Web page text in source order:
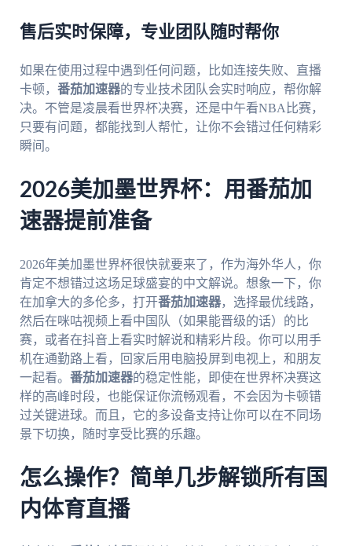
售后实时保障，专业团队随时帮你
如果在使用过程中遇到任何问题，比如连接失败、直播
卡顿， 番茄加速器的专业技术团队会实时响应，帮你解
决。不管是凌晨看世界杯决赛，还是中午看NBA比赛，
只要有问题，都能找到人帮忙，让你不会错过任何精彩
瞬间。
2026美加墨世界杯：用番茄加
速器提前准备
2026年美加墨世界杯很快就要来了，作为海外华人，你
肯定不想错过这场足球盛宴的中文解说。想象一下，你
在加拿大的多伦多，打开番茄加速器，选择最优线路，
然后在咪咕视频上看中国队（如果能晋级的话）的比
赛，或者在抖音上看实时解说和精彩片段。你可以用手
机在通勤路上看，回家后用电脑投屏到电视上，和朋友
一起看。 番茄加速器的稳定性能，即使在世界杯决赛这
样的高峰时段，也能保证你流畅观看，不会因为卡顿错
过关键进球。而且，它的多设备支持让你可以在不同场
景下切换，随时享受比赛的乐趣。
怎么操作？简单几步解锁所有国
内体育直播